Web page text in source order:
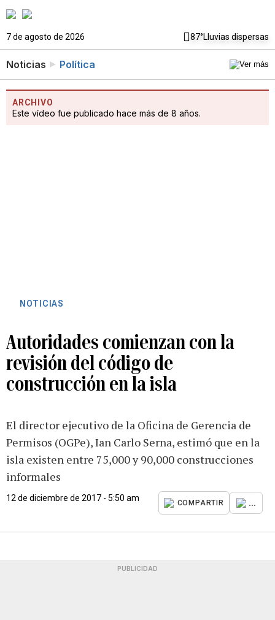
7 de agosto de 2026 87°Lluvias dispersas
Noticias Política
ARCHIVO
Este vídeo fue publicado hace más de 8 años.
NOTICIAS
Autoridades comienzan con la
revisión del código de
construcción en la isla
El director ejecutivo de la Oficina de Gerencia de
Permisos (OGPe), Ian Carlo Serna, estimó que en la
isla existen entre 75,000 y 90,000 construcciones
informales
12 de diciembre de 2017 - 5:50 am
COMPARTIR ...
PUBLICIDAD